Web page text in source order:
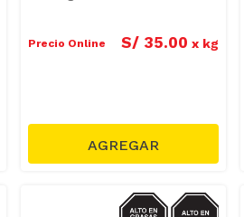
Precio Online S/ 35.00 x kg
SODIO/GRASAS-
SAT